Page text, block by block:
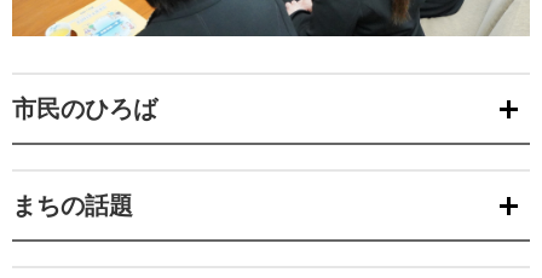
市民のひろば
まちの話題